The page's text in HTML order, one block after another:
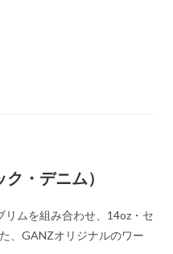
・デニム）
ムを組み合わせ、14oz・セ
、GANZオリジナルのワー